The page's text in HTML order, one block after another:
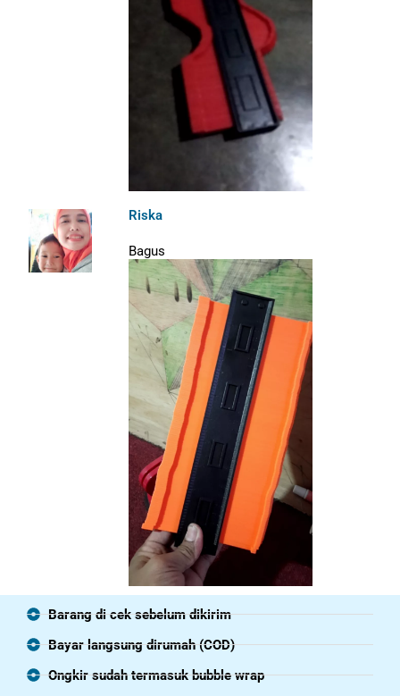
Riska
Bagus
Barang di cek sebelum dikirim
Bayar langsung dirumah (COD)
Ongkir sudah termasuk bubble wrap